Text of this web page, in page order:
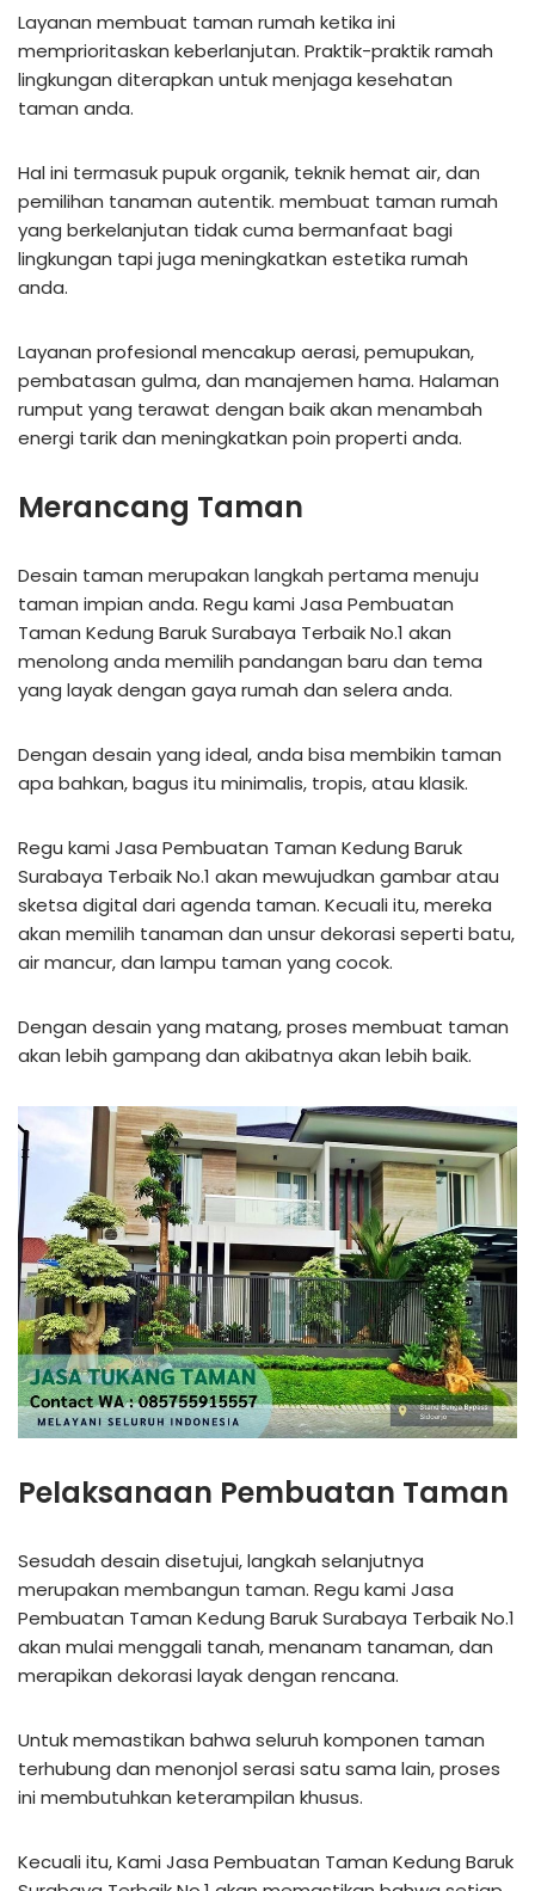
Layanan membuat taman rumah ketika ini
memprioritaskan keberlanjutan. Praktik-praktik ramah
lingkungan diterapkan untuk menjaga kesehatan
taman anda.
Hal ini termasuk pupuk organik, teknik hemat air, dan
pemilihan tanaman autentik. membuat taman rumah
yang berkelanjutan tidak cuma bermanfaat bagi
lingkungan tapi juga meningkatkan estetika rumah
anda.
Layanan profesional mencakup aerasi, pemupukan,
pembatasan gulma, dan manajemen hama. Halaman
rumput yang terawat dengan baik akan menambah
energi tarik dan meningkatkan poin properti anda.
Merancang Taman
Desain taman merupakan langkah pertama menuju
taman impian anda. Regu kami Jasa Pembuatan
Taman Kedung Baruk Surabaya Terbaik No.1 akan
menolong anda memilih pandangan baru dan tema
yang layak dengan gaya rumah dan selera anda.
Dengan desain yang ideal, anda bisa membikin taman
apa bahkan, bagus itu minimalis, tropis, atau klasik.
Regu kami Jasa Pembuatan Taman Kedung Baruk
Surabaya Terbaik No.1 akan mewujudkan gambar atau
sketsa digital dari agenda taman. Kecuali itu, mereka
akan memilih tanaman dan unsur dekorasi seperti batu,
air mancur, dan lampu taman yang cocok.
Dengan desain yang matang, proses membuat taman
akan lebih gampang dan akibatnya akan lebih baik.
Pelaksanaan Pembuatan Taman
Sesudah desain disetujui, langkah selanjutnya
merupakan membangun taman. Regu kami Jasa
Pembuatan Taman Kedung Baruk Surabaya Terbaik No.1
akan mulai menggali tanah, menanam tanaman, dan
merapikan dekorasi layak dengan rencana.
Untuk memastikan bahwa seluruh komponen taman
terhubung dan menonjol serasi satu sama lain, proses
ini membutuhkan keterampilan khusus.
Kecuali itu, Kami Jasa Pembuatan Taman Kedung Baruk